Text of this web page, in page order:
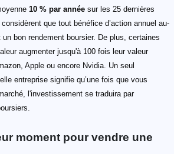
10 % par année sur les 25 dernières
que tout bénéfice d’action annuel au-
bon rendement boursier. De plus, certaines
augmenter jusqu'à 100 fois leur valeur
Apple ou encore Nvidia. Un seul
entreprise signifie qu’une fois que vous
l'investissement se traduira par
moment pour vendre une